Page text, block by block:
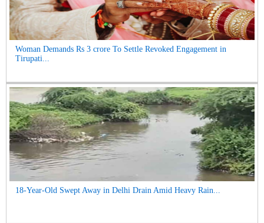
Woman Demands Rs 3 crore To Settle Revoked Engagement in
Tirupati...
18-Year-Old Swept Away in Delhi Drain Amid Heavy Rain...